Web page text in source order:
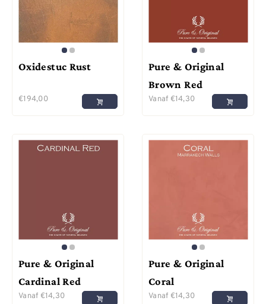
Oxidestuc Rust
€194,00
Pure & Original
Brown Red
Vanaf €14,30
Pure & Original
Cardinal Red
Vanaf €14,30
Pure & Original
Coral
Vanaf €14,30